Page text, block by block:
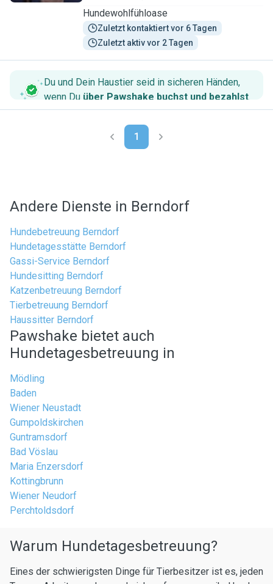
Hundewohlfühloase
Zuletzt kontaktiert vor 6 Tagen
Zuletzt aktiv vor 2 Tagen
Du und Dein Haustier seid in sicheren Händen,
wenn Du über Pawshake buchst und bezahlst.
1
Andere Dienste in Berndorf
Hundebetreuung Berndorf
Hundetagesstätte Berndorf
Gassi-Service Berndorf
Hundesitting Berndorf
Katzenbetreuung Berndorf
Tierbetreuung Berndorf
Haussitter Berndorf
Pawshake bietet auch
Hundetagesbetreuung in
Mödling
Baden
Wiener Neustadt
Gumpoldskirchen
Guntramsdorf
Bad Vöslau
Maria Enzersdorf
Kottingbrunn
Wiener Neudorf
Perchtoldsdorf
Warum Hundetagesbetreuung?
Eines der schwierigsten Dinge für Tierbesitzer ist es, jeden